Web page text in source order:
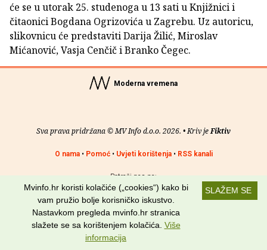
će se u utorak 25. studenoga u 13 sati u Knjižnici i
čitaonici Bogdana Ogrizovića u Zagrebu. Uz autoricu,
slikovnicu će predstaviti Darija Žilić, Miroslav
Mićanović, Vasja Cenčič i Branko Čegec.
Moderna vremena
Sva prava pridržana © MV Info d.o.o. 2026. • Kriv jeFiktiv
O nama• Pomoć• Uvjeti korištenja• RSS kanali
Potraži nas na:
SLAŽEM SE
Mvinfo.hr koristi kolačiće („cookies“) kako bi
vam pružio bolje korisničko iskustvo.
Nastavkom pregleda mvinfo.hr stranica
slažete se sa korištenjem kolačića. Više
informacija